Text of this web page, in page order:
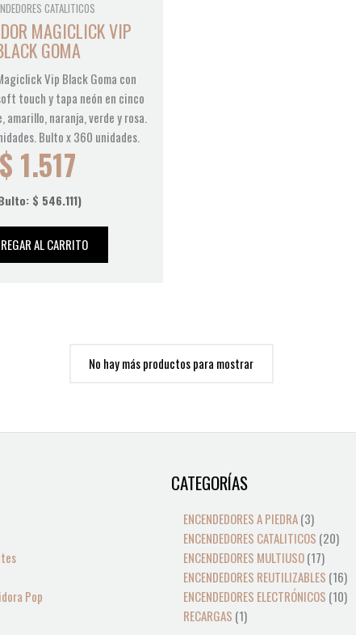
CATALITICOS
MAGICLICK VIP
GOMA
Vip Black Goma con
touch y tapa neón en cinco
amarillo, naranja, verde y rosa.
Bulto x 360 unidades.
$ 1.517
$ 546.111)
AL CARRITO
No hay más productos para mostrar
Pop
CATEGORÍAS
ENCENDEDORES A PIEDRA 3
ENCENDEDORES CATALITICOS 20
ENCENDEDORES MULTIUSO 17
ENCENDEDORES REUTILIZABLES 16
ENCENDEDORES ELECTRÓNICOS 10
RECARGAS 1
1